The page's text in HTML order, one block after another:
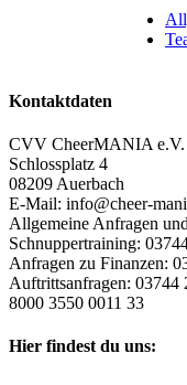
Kontaktdaten
CVV CheerMANIA e.V.
Schlossplatz 4
08209 Auerbach
E-Mail: info@cheer-
Allgemeine Anfragen und
Schnuppertraining:
Anfragen zu Finanzen:
Auftrittsanfragen: 03744
8000 3550 0011 33
Hier findest du uns: